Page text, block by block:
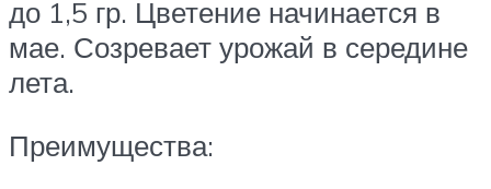
до 1,5 гр. Цветение начинается в
мае. Созревает урожай в середине
лета.
Преимущества: